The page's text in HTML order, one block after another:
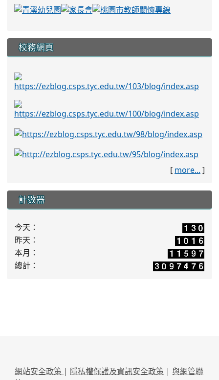
校務網頁
[ more... ]
計數器
今天：
昨天：
本月：
總計：
網站安全政策 | 隱私權保護及資訊安全政策 | 與網管聯